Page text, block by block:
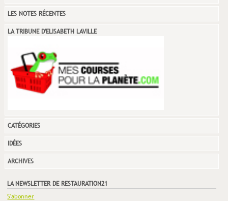
LES NOTES RÉCENTES
LA TRIBUNE D'ELISABETH LAVILLE
CATÉGORIES
IDÉES
ARCHIVES
LA NEWSLETTER DE RESTAURATION21
S'abonner